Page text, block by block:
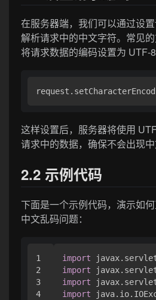
在服务器端，我们可以通过设
解析请求中的中文字符。常见
将请求数据的编码设置为 UTF-8
这样设置后，服务器将使用
请求中的数据，确保不会出现中
2.2 示例代码
下面是一个示例代码，演示如
中文乱码问题：
1
2
3
4
import
import
import
import